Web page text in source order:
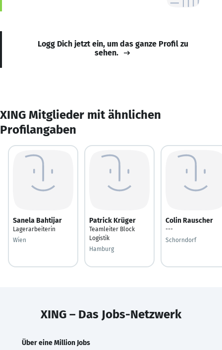
Logg Dich jetzt ein, um das ganze Profil zu
sehen.
XING Mitglieder mit ähnlichen
Profilangaben
Sanela Bahtijar
Lagerarbeiterin
Wien
Patrick Krüger
Teamleiter Block
Logistik
Hamburg
Colin Rauscher
---
Schorndorf
XING – Das Jobs-Netzwerk
Über eine Million Jobs